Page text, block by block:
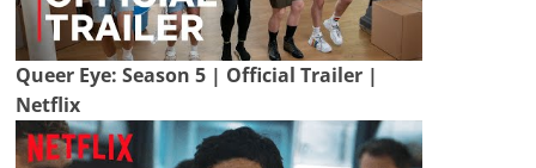
Queer Eye: Season 5 | Official Trailer |
Netflix